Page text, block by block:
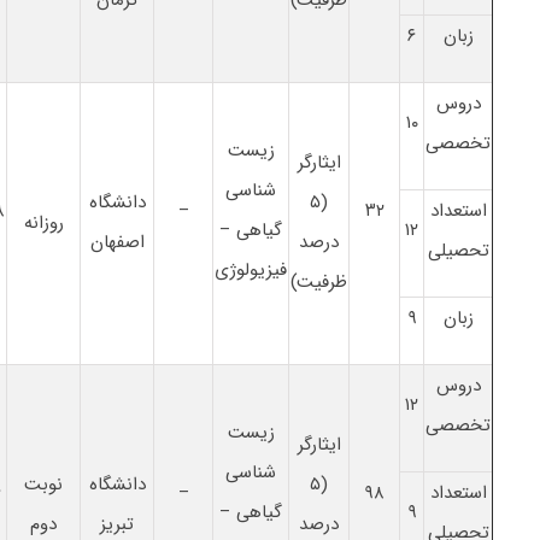
زبان ۶
دروس
تخصصی
۱۰
۳۲
ایثارگر
(۵
درصد
ظرفیت)
زیست
شناسی
گیاهی –
فیزیولوژی
–
دانشگاه
اصفهان
روزانه
استعداد
تحصیلی
۱۲
زبان ۹
دروس
تخصصی
۱۲
۹۸
ایثارگر
(۵
درصد
زیست
شناسی
گیاهی –
–
دانشگاه
تبریز
نوبت
دوم
استعداد
تحصیلی
۹